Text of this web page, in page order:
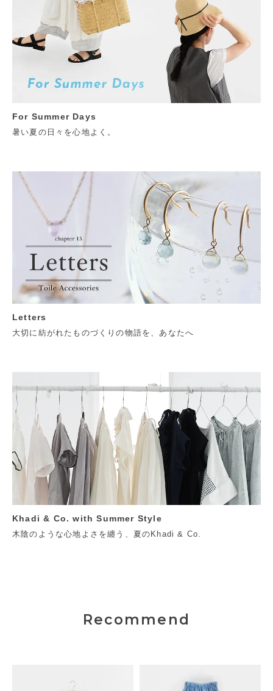
For Summer Days
暑い夏の日々を心地よく。
Letters
大切に紡がれたものづくりの物語を、あなたへ
Khadi & Co. with Summer Style
木陰のような心地よさを纏う、夏のKhadi & Co.
Recommend